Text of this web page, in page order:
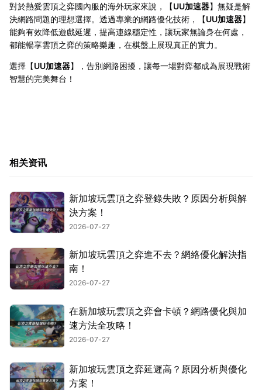
對於熱愛雲頂之弈國內服的海外玩家來說，【UU加速器】無疑是解
決網路問題的理想選擇。透過專業的網路優化技術，【UU加速器】
能夠有效降低遊戲延遲，提高連線穩定性，讓玩家無論身在何處，
都能暢享雲頂之弈的策略樂趣，在棋盤上展現真正的實力。
選擇【UU加速器】，告別網路困擾，讓每一場對弈都成為展現戰術
智慧的完美舞台！
相关资讯
新加坡玩雲頂之弈登錄失敗？原因分析與解
決方案！
2026-07-27
新加坡玩雲頂之弈進不去？網絡優化解決指
南！
2026-07-27
在新加坡玩雲頂之弈會卡頓？網路優化與加
速方法全攻略！
2026-07-27
新加坡玩雲頂之弈延遲高？原因分析與優化
方案！